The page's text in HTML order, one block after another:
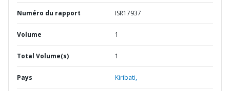
Numéro du rapport ISR17937
Volume 1
Total Volume(s) 1
Pays Kiribati,